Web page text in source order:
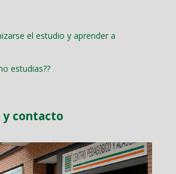
el estudio y aprender a
estudias??
y contacto